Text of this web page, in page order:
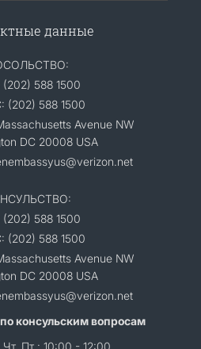
данные
588 1500
(202) 588 1500
Avenue NW
DC 20008 USA
588 1500
(202) 588 1500
Avenue NW
DC 20008 USA
консульским вопросам
Пт : 10:00 - 12:00